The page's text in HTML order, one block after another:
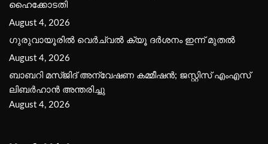
ഹൈക്കോടതി
August 4, 2026
ഗുരുവായൂരില്‍ വെര്‍ച്വല്‍ ക്യൂ ദര്‍ശനം ഇന്ന് മുതല്‍
August 4, 2026
ബാബറി മസ്ജിദ് അന്വേഷണ കമ്മീഷന്‍; ജസ്റ്റിസ് എംഎസ്
ലിബര്‍ഹാന്‍ അന്തരിച്ചു
August 4, 2026